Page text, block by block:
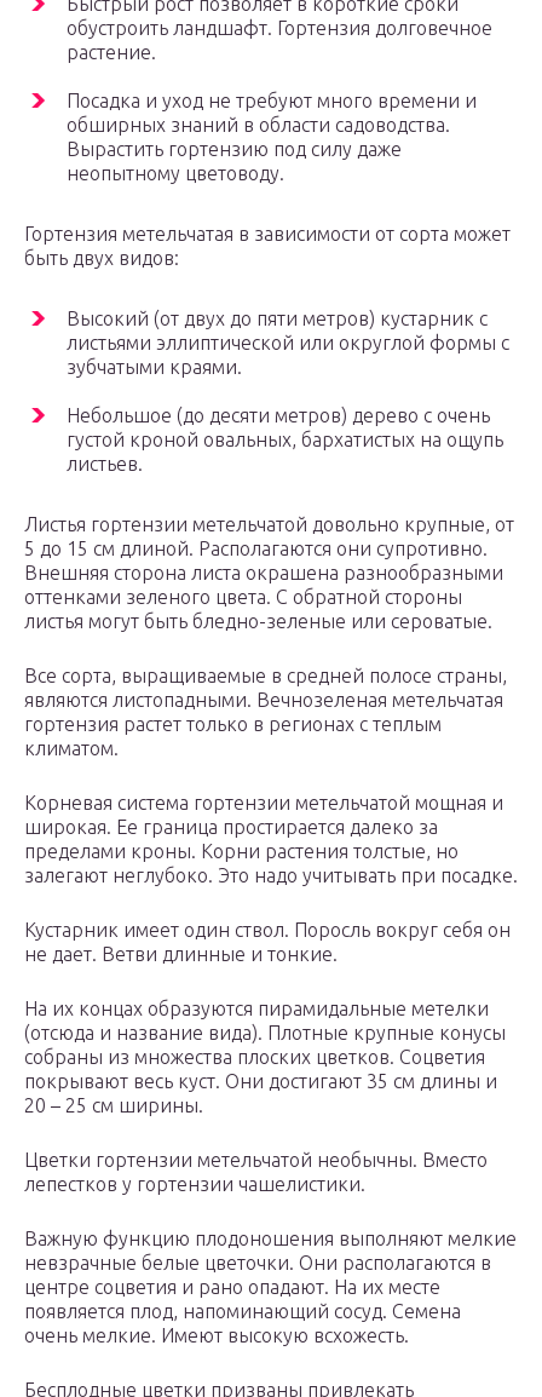
обустроить ландшафт. Гортензия долговечное
растение.
Посадка и уход не требуют много времени и
обширных знаний в области садоводства.
Вырастить гортензию под силу даже
неопытному цветоводу.
Гортензия метельчатая в зависимости от сорта может
быть двух видов:
Высокий (от двух до пяти метров) кустарник с
листьями эллиптической или округлой формы с
зубчатыми краями.
Небольшое (до десяти метров) дерево с очень
густой кроной овальных, бархатистых на ощупь
листьев.
Листья гортензии метельчатой довольно крупные, от
5 до 15 см длиной. Располагаются они супротивно.
Внешняя сторона листа окрашена разнообразными
оттенками зеленого цвета. С обратной стороны
листья могут быть бледно-зеленые или сероватые.
Все сорта, выращиваемые в средней полосе страны,
являются листопадными. Вечнозеленая метельчатая
гортензия растет только в регионах с теплым
климатом.
Корневая система гортензии метельчатой мощная и
широкая. Ее граница простирается далеко за
пределами кроны. Корни растения толстые, но
залегают неглубоко. Это надо учитывать при посадке.
Кустарник имеет один ствол. Поросль вокруг себя он
не дает. Ветви длинные и тонкие.
На их концах образуются пирамидальные метелки
(отсюда и название вида). Плотные крупные конусы
собраны из множества плоских цветков. Соцветия
покрывают весь куст. Они достигают 35 см длины и
20 – 25 см ширины.
Цветки гортензии метельчатой необычны. Вместо
лепестков у гортензии чашелистики.
Важную функцию плодоношения выполняют мелкие
невзрачные белые цветочки. Они располагаются в
центре соцветия и рано опадают. На их месте
появляется плод, напоминающий сосуд. Семена
очень мелкие. Имеют высокую всхожесть.
Бесплодные цветки призваны привлекать